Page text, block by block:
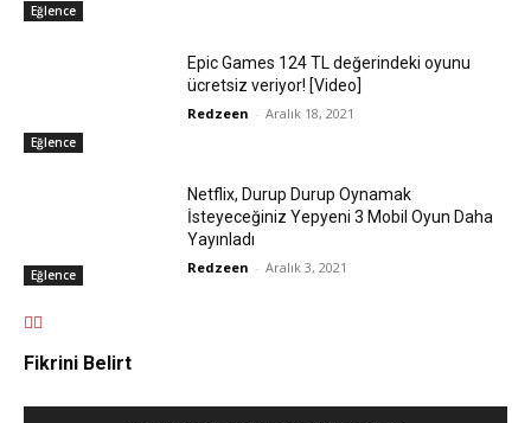
Eğlence
Eğlence
Epic Games 124 TL değerindeki oyunu
ücretsiz veriyor! [Video]
Redzeen - Aralık 18, 2021
Eğlence
Netflix, Durup Durup Oynamak
İsteyeceğiniz Yepyeni 3 Mobil Oyun Daha
Yayınladı
Redzeen - Aralık 3, 2021
Fikrini Belirt